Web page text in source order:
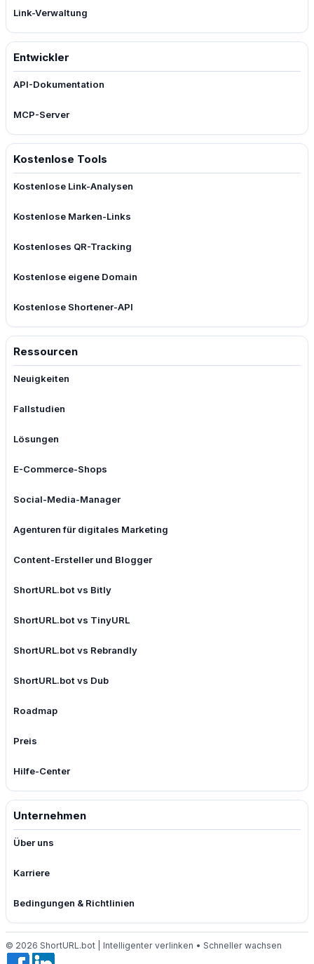
Link-Verwaltung
Entwickler
API-Dokumentation
MCP-Server
Kostenlose Tools
Kostenlose Link-Analysen
Kostenlose Marken-Links
Kostenloses QR-Tracking
Kostenlose eigene Domain
Kostenlose Shortener-API
Ressourcen
Neuigkeiten
Fallstudien
Lösungen
E-Commerce-Shops
Social-Media-Manager
Agenturen für digitales Marketing
Content-Ersteller und Blogger
ShortURL.bot vs Bitly
ShortURL.bot vs TinyURL
ShortURL.bot vs Rebrandly
ShortURL.bot vs Dub
Roadmap
Preis
Hilfe-Center
Unternehmen
Über uns
Karriere
Bedingungen & Richtlinien
© 2026 ShortURL.bot | Intelligenter verlinken • Schneller wachsen